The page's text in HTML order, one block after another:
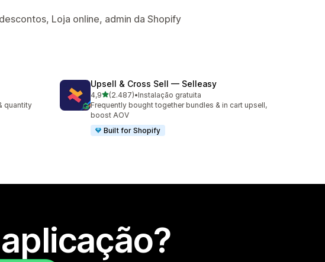
Loja online, admin da Shopify
quantity
Upsell & Cross Sell — Selleasy
4,9de 5 estrelas
(2.487)
2487 total de avaliações
•Instalação gratuita
Frequently bought together bundles & in cart upsell,
boost AOV
Built for Shopify